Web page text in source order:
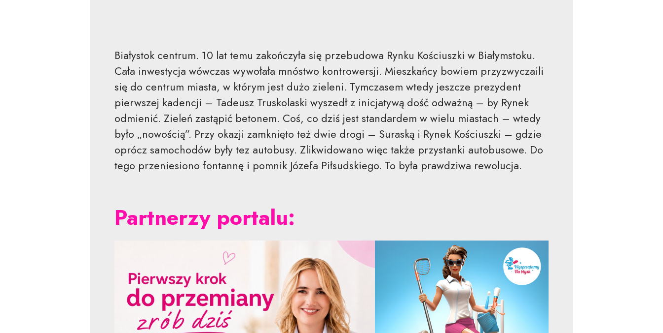
Białystok centrum. 10 lat temu zakończyła się przebudowa Rynku Kościuszki w Białymstoku.
Cała inwestycja wówczas wywołała mnóstwo kontrowersji. Mieszkańcy bowiem przyzwyczaili
się do centrum miasta, w którym jest dużo zieleni. Tymczasem wtedy jeszcze prezydent
pierwszej kadencji – Tadeusz Truskolaski wyszedł z inicjatywą dość odważną – by Rynek
odmienić. Zieleń zastąpić betonem. Coś, co dziś jest standardem w wielu miastach – wtedy
było „nowością”. Przy okazji zamknięto też dwie drogi – Suraską i Rynek Kościuszki – gdzie
oprócz samochodów były tez autobusy. Zlikwidowano więc także przystanki autobusowe. Do
tego przeniesiono fontannę i pomnik Józefa Piłsudskiego. To była prawdziwa rewolucja.
Partnerzy portalu: